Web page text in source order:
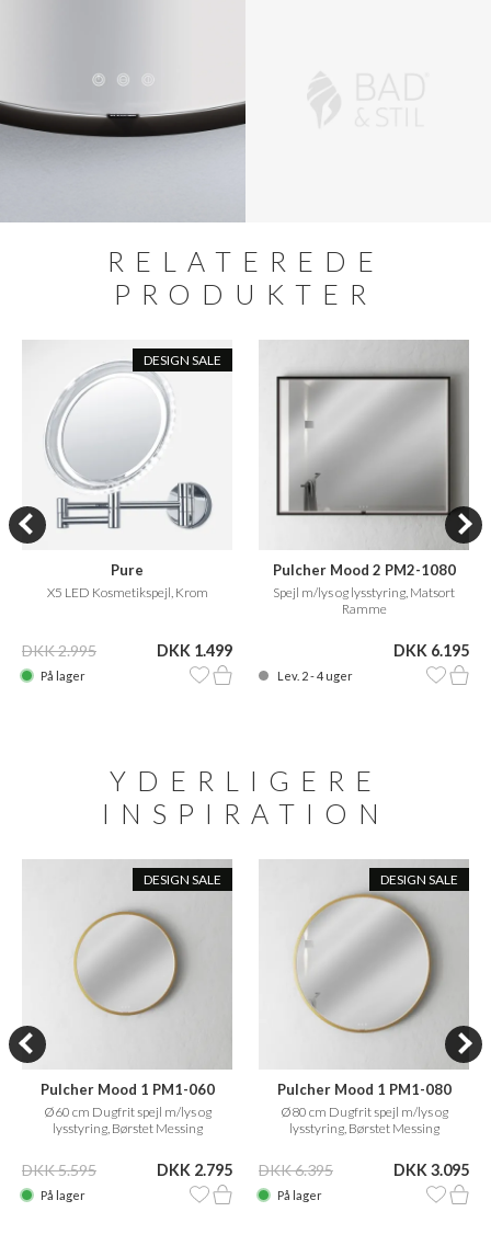
RELATEREDE
PRODUKTER
DESIGN SALE
Pure
X5 LED Kosmetikspejl, Krom
DKK 2.995 DKK 1.499
På lager
Pulcher Mood 2 PM2-1080
Spejl m/lys og lysstyring, Matsort
Ramme
DKK 6.195
Lev. 2 - 4 uger
YDERLIGERE
INSPIRATION
DESIGN SALE
Pulcher Mood 1 PM1-060
Ø60 cm Dugfrit spejl m/lys og
lysstyring, Børstet Messing
DKK 5.595 DKK 2.795
På lager
DESIGN SALE
Pulcher Mood 1 PM1-080
Ø80 cm Dugfrit spejl m/lys og
lysstyring, Børstet Messing
DKK 6.395 DKK 3.095
På lager